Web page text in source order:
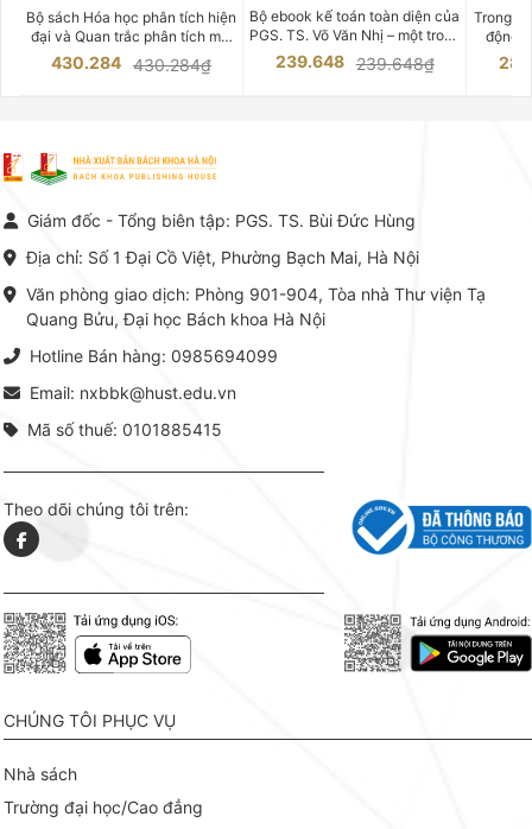
Bộ sách Hóa học phân tích hiện
đại và Quan trắc phân tích môi
trường của Cố Giáo sư, Tiến sĩ
Phạm Luận là một trong những
vực Hóa học phân tích tại Việt
Nam hiện nay. Bộ sách mang
đến một hệ thống tri thức hoàn
thuật thực hành -> Ứng dụng
khoa Hà Nội ấn hành cả hai
430.284 430.284₫
CHUYÊN SÂU
Bộ ebook kế toán toàn diện của
PGS. TS. Võ Văn Nhị – một trong
những chuyên gia hàng đầu,
giàu kinh nghiệm trong lĩnh vực
239.648 239.648₫
Trong
động
việc
tế và
lý. Các
Giám đốc - Tổng biên tập: PGS. TS. Bùi Đức Hùng
Địa chỉ: Số 1 Đại Cồ Việt, Phường Bạch Mai, Hà Nội
Văn phòng giao dịch: Phòng 901-904, Tòa nhà Thư viện Tạ
Quang Bửu, Đại học Bách khoa Hà Nội
Hotline Bán hàng: 0985694099
Email: nxbbk@hust.edu.vn
Mã số thuế: 0101885415
Theo dõi chúng tôi trên:
CHÚNG TÔI PHỤC VỤ
Nhà sách
Trường đại học/Cao đẳng